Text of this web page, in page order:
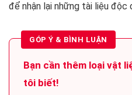
để nhận lại những tài liệu độc
GÓP Ý & BÌNH LUẬN
Bạn cần thêm loại vật
tôi biết!